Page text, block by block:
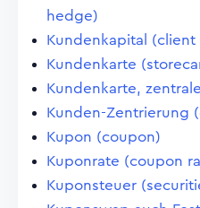
hedge)
Kundenkapital (client
Kundenkarte
Kundenkarte,
Kunden-Zentrierung
Kupon (coupon)
Kuponrate (coupon
Kuponsteuer